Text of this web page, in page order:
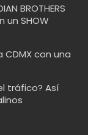
BROTHERS
un SHOW
CDMX con una
tráfico? Así